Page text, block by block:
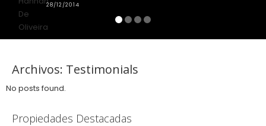
28/12/2014
Archivos: Testimonials
No posts found.
Propiedades Destacadas